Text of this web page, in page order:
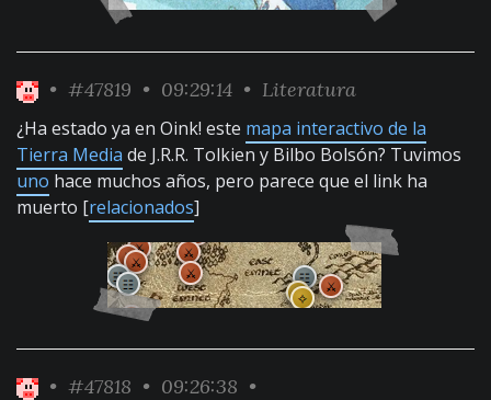
• #47819 • 09:29:14 • Literatura
¿Ha estado ya en Oink! este mapa interactivo de la
Tierra Media de J.R.R. Tolkien y Bilbo Bolsón? Tuvimos
uno hace muchos años, pero parece que el link ha
muerto [relacionados]
• #47818 • 09:26:38 •